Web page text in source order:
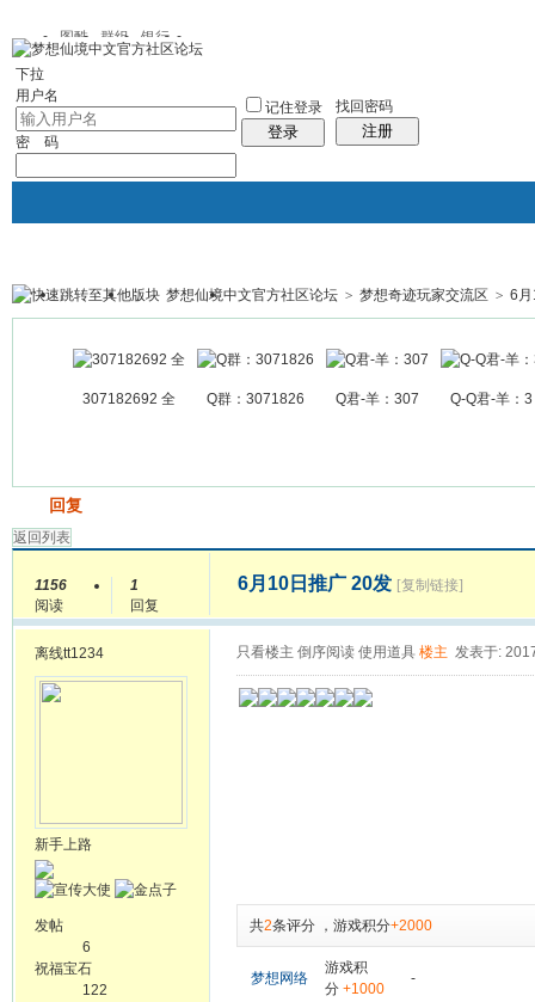
图酷 群组 银行
下拉
用户名
密 码
记住登录
登录
找回密码
注册
银行 群组聚合 我的空间
帖子
梦想仙境中文官方社区论坛 > 梦想奇迹玩家交流区 > 6
307182692 全 Q群：3071826 Q君-羊：307 Q-Q君-羊：3
回复
返回列表
1156
阅读
1
回复
6月10日推广 20发 [复制链接]
离线tt1234
新手上路
发帖
6
祝福宝石
122
只看楼主 倒序阅读 使用道具 楼主 发表于:
共2条评分 ， 游戏积分+2000
梦想网络
游戏积
分 +1000
-